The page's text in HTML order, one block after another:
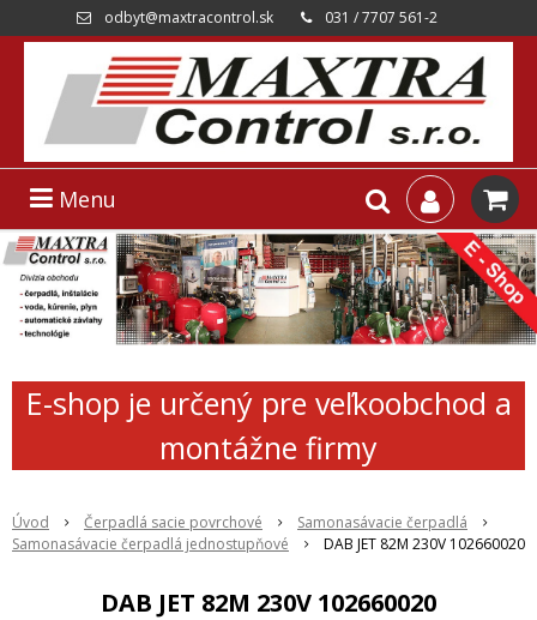
odbyt@maxtracontrol.sk 031 / 7707 561-2
Menu
E-shop je určený pre veľkoobchod a
montážne firmy
Úvod Čerpadlá sacie povrchové
Samonasávacie čerpadlá
Samonasávacie čerpadlá jednostupňové
DAB JET 82M 230V 102660020
DAB JET 82M 230V 102660020